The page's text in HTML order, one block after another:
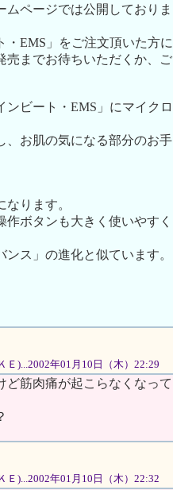
ページでは公開しておりま
EMS」をご注文頂いた方に
売までお待ちいただくか、ご
ビート・EMS」にマイクロ
、お肌の気になる部分のお手
ります。
ボタンも大きく使いやすく
ス」の進化と似ています。
Ｅ)...2002年01月10日（木）22:29
ど筋肉痛が起こらなくなって
Ｅ)...2002年01月10日（木）22:32